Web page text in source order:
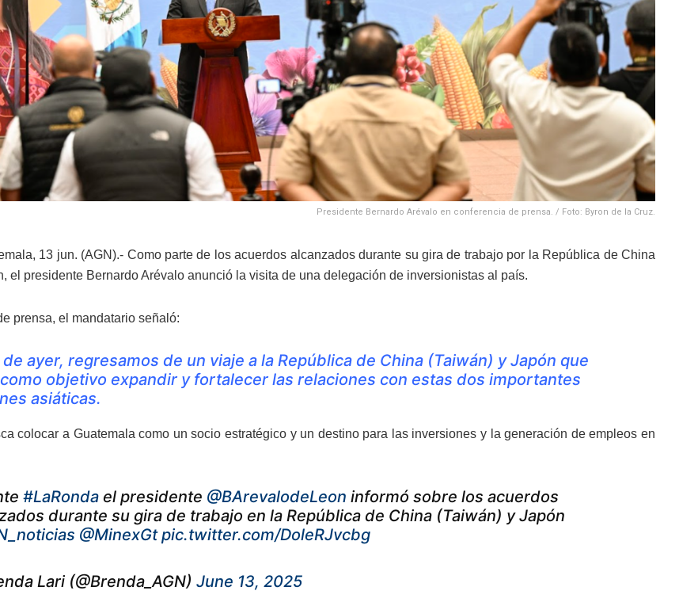
Presidente Bernardo Arévalo en conferencia de prensa. / Foto: Byron de la Cruz.
13 jun. (AGN).- Como parte de los acuerdos alcanzados durante su gira de trabajo por la República de China
el presidente Bernardo Arévalo anunció la visita de una delegación de inversionistas al país.
prensa, el mandatario señaló:
de ayer, regresamos de un viaje a la República de China (Taiwán) y Japón que
objetivo expandir y fortalecer las relaciones con estas dos importantes
asiáticas.
colocar a Guatemala como un socio estratégico y un destino para las inversiones y la generación de empleos en
#LaRonda el presidente @BArevalodeLeon informó sobre los acuerdos
durante su gira de trabajo en la República de China (Taiwán) y Japón
@MinexGt pic.twitter.com/DoleRJvcbg
Lari (@Brenda_AGN) June 13, 2025